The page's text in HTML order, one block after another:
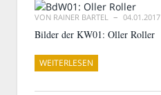
VON RAINER BARTEL 04.01.2017
Bilder der KW01: Oller Roller
WEITERLESEN